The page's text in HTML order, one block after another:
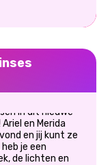
in dit nieuwe
en Merida
en jij kunt ze
je een
de lichten en